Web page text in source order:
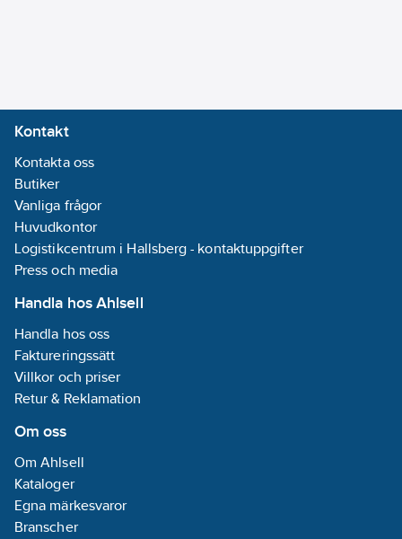
vattentemperaturer
ned till –8 °C).
– Tankvolym 400 liter
Tillval: SL, SSL, DS,
DSFR, IM, KA1, KA2,
RP, TR2, TR2C4, PD,
PD SI, PS, PSI, PSEC,
AG, FY, RV, SAS,
VDIS4, e Pro, e Lite, Hi
Värmekapacitet: 40–
75 kW
Kylkapacitet: 30–58
kW
SEER: 4,7–4,9
Vattenflöde: 1,42–3,20
L/s
Kontakt
Kontakta oss
Butiker
Vanliga frågor
Huvudkontor
Logistikcentrum i Hallsberg - kontaktuppgifter
Press och media
Handla hos Ahlsell
Handla hos oss
Faktureringssätt
Villkor och priser
Retur & Reklamation
Om oss
Om Ahlsell
Kataloger
Egna märkesvaror
Branscher